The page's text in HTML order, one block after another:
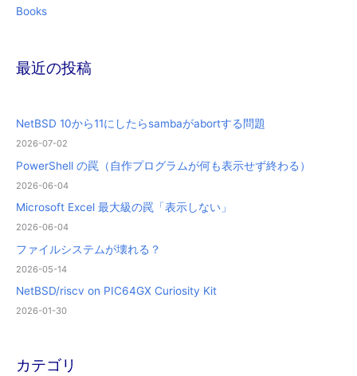
Books
最近の投稿
NetBSD 10から11にしたらsambaがabortする問題
2026-07-02
PowerShell の罠（自作プログラムが何も表示せず終わる）
2026-06-04
Microsoft Excel 最大級の罠「表示しない」
2026-06-04
ファイルシステムが壊れる？
2026-05-14
NetBSD/riscv on PIC64GX Curiosity Kit
2026-01-30
カテゴリ